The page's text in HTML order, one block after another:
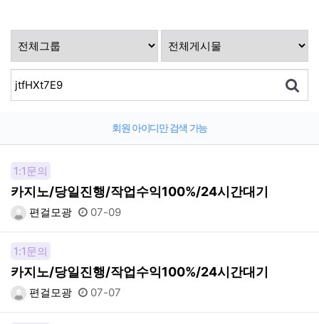
회원 아이디만 검색 가능
1:1문의
카지노/당일진행/작업수익100%/24시간대기
편걸모광 07-09
1:1문의
카지노/당일진행/작업수익100%/24시간대기
편걸모광 07-07